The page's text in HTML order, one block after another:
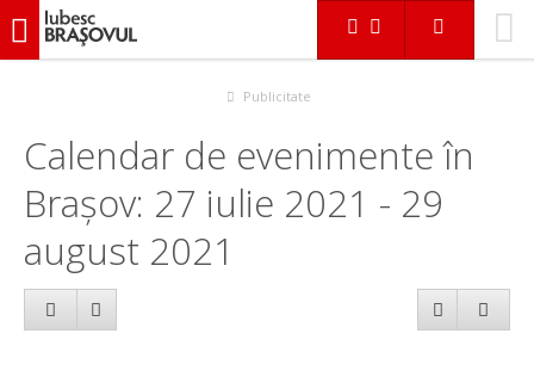
iubescbraşovul.ro
Publicitate
Calendar de evenimente în
Brașov: 27 iulie 2021 - 29
august 2021